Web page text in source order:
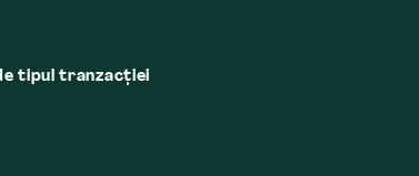
tipul tranzacției